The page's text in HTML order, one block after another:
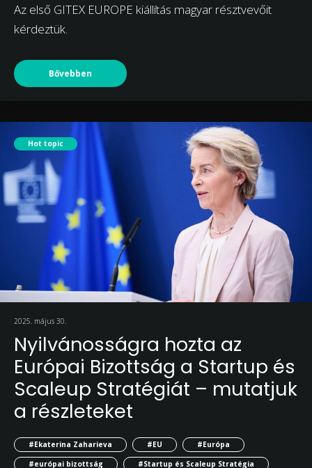
Az első GITEX EUROPE kiállítás magyar résztvevőit
kérdeztük.
Bővebben
Hot topic
2025. május 30.
Nyilvánosságra hozta az
Európai Bizottság a Startup és
Scaleup Stratégiát – mutatjuk
a részleteket
#Ekaterina Zaharieva #EU
#Európa
#európai bizottság
#Startup és Scaleup Stratégia